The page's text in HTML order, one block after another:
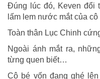
Đúng lúc đó, Keven đổi
lấm lem nước mắt của
Toàn thân Lục Chinh
Ngoài ánh mắt ra,
từng quen biết…
Cô bé vốn đang ghé